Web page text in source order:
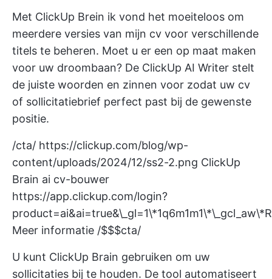
Met ClickUp Brein ik vond het moeiteloos om
meerdere versies van mijn cv voor verschillende
titels te beheren. Moet u er een op maat maken
voor uw droombaan? De ClickUp AI Writer stelt
de juiste woorden en zinnen voor zodat uw cv
of sollicitatiebrief perfect past bij de gewenste
positie.
/cta/ https://clickup.com/blog/wp-
content/uploads/2024/12/ss2-2.png ClickUp
Brain ai cv-bouwer
https://app.clickup.com/login?
Meer informatie /$$$cta/
U kunt ClickUp Brain gebruiken om uw
sollicitaties bij te houden. De tool automatiseert